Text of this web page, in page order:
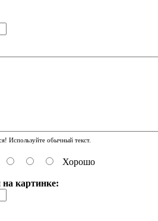
Используйте обычный текст.
Хорошо
картинке: